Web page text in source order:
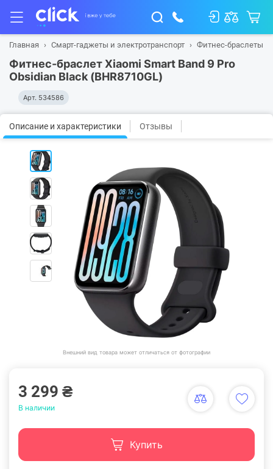
Главная Смарт-гаджеты и электротранспорт Фитнес-браслеты
Фитнес-браслет Xiaomi Smart Band 9 Pro
Obsidian Black (BHR8710GL)
Арт. 534586
Описание и характеристики Отзывы
Внешний вид товара может отличаться от фотографии
3 299 ₴
В наличии
Купить